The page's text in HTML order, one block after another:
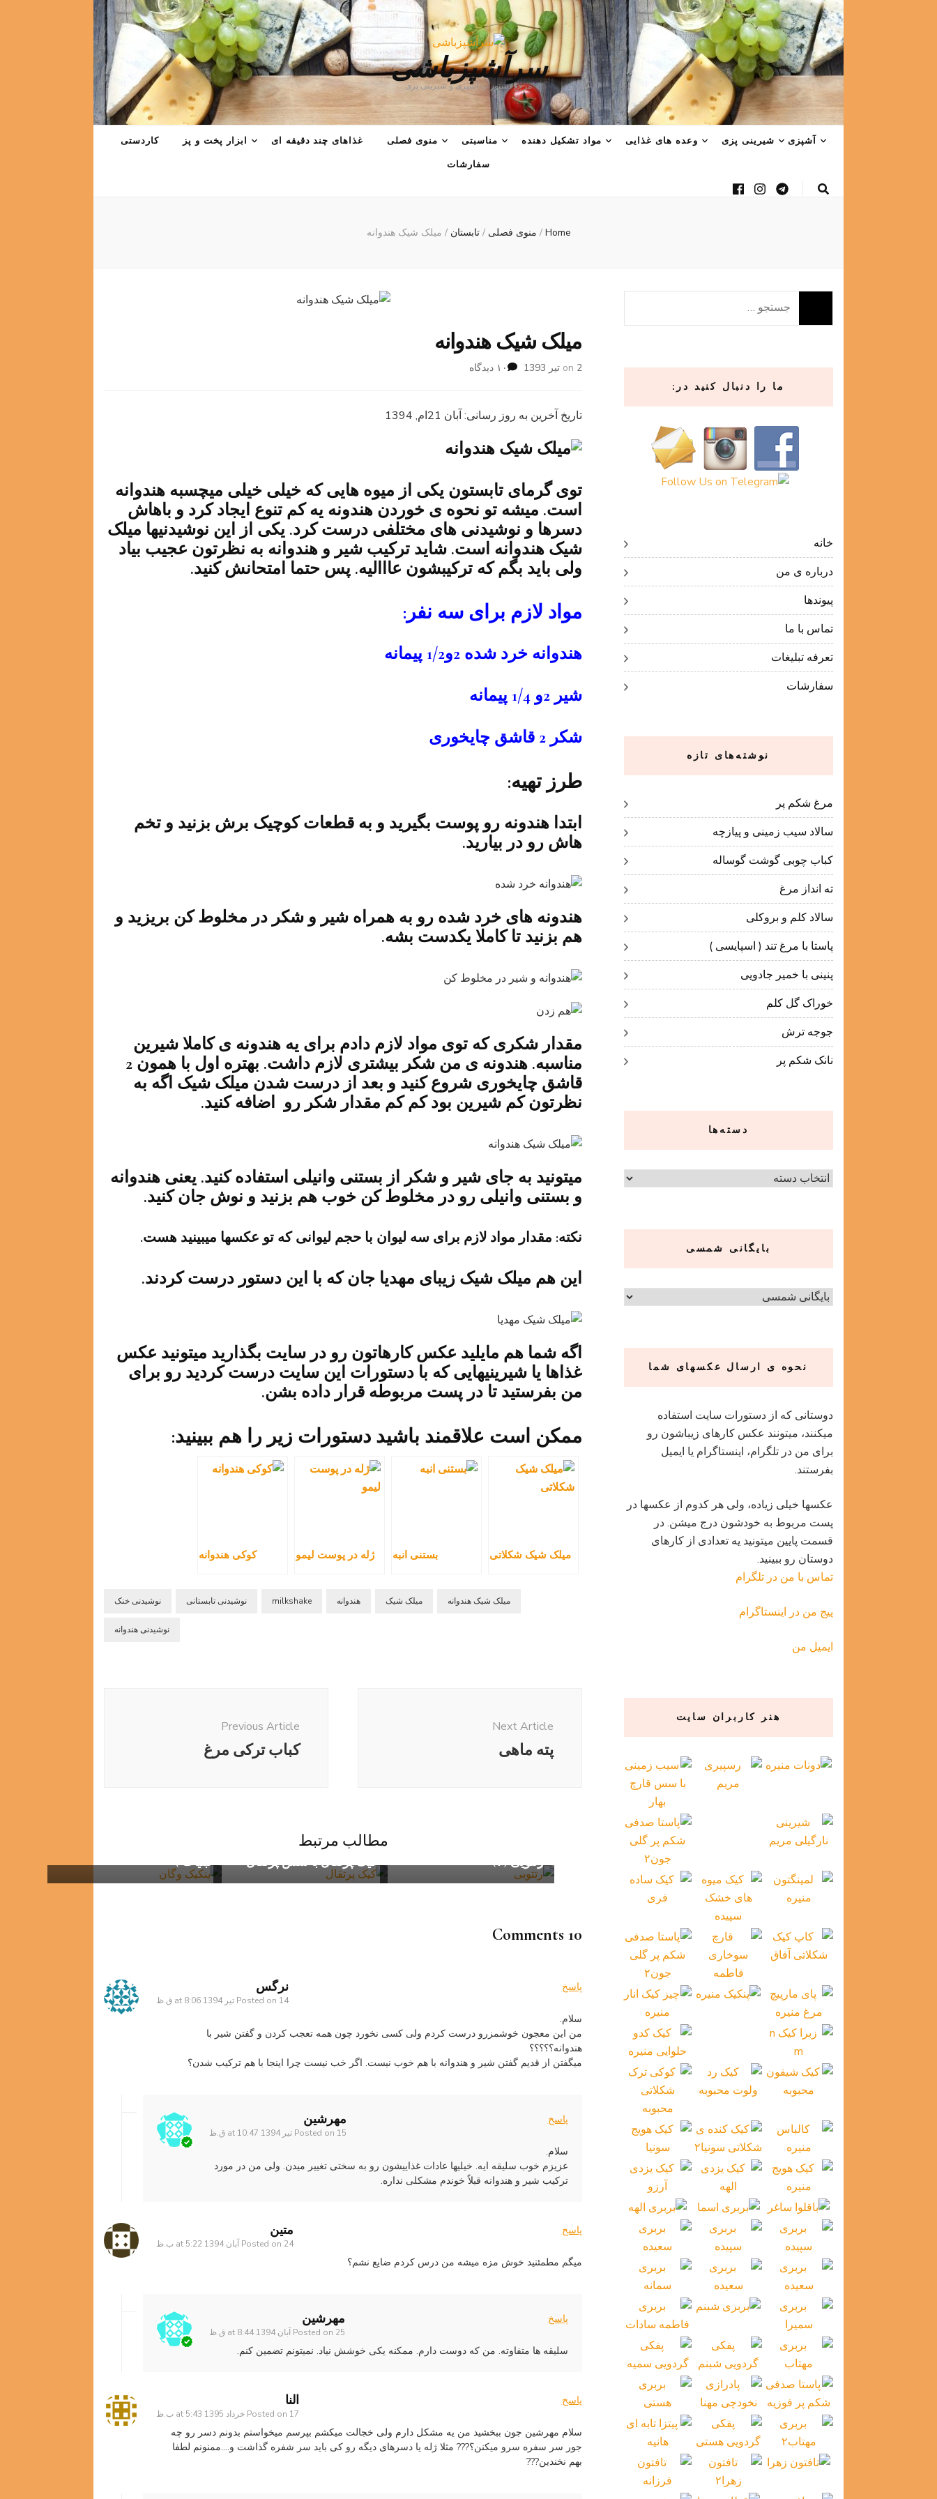
سرآشپزباشی
مرجع دستورات آشپزی و شیرینی پزی
آشپزی شیرینی پزی وعده های غذایی مواد تشکیل دهنده مناسبتی منوی فصلی غذاهای چند دقیقه ای ابزار پخت و پز
کاردستی
سفارشات
Home
/ منوی فصلی/ تابستان/ میلک شیک هندوانه
میلک شیک هندوانه
on 2 تیر 1393 ۱۰ دیدگاه
هندوانه
تاریخ آخرین به روز رسانی: آبان 21ام, 1394
توی گرمای تابستون یکی از میوه هایی که خیلی خیلی میچسبه هندوانه
است. میشه تو نحوه ی خوردن هندونه یه کم تنوع ایجاد کرد و باهاش
دسرها و نوشیدنی های مختلفی درست کرد. یکی از این نوشیدنیها میلک
شیک هندوانه است. شاید ترکیب شیر و هندوانه به نظرتون عجیب بیاد
ولی باید بگم که ترکیبشون عااالیه. پس حتما امتحانش کنید.
مواد لازم برای سه نفر:
هندوانه خرد شده 2و1/2 پیمانه
شیر 2و 1/4 پیمانه
شکر 2 قاشق چایخوری
طرز تهیه:
ابتدا هندونه رو پوست بگیرید و به قطعات کوچیک برش بزنید و تخم
هاش رو در بیارید.
هندونه های خرد شده رو به همراه شیر و شکر در مخلوط کن بریزید و
هم بزنید تا کاملا یکدست بشه.
مقدار شکری که توی مواد لازم دادم برای یه هندونه ی کاملا شیرین
مناسبه. هندونه ی من شکر بیشتری لازم داشت. بهتره اول با همون 2
قاشق چایخوری شروع کنید و بعد از درست شدن میلک شیک اگه به
نظرتون کم شیرین بود کم کم مقدار شکر رو اضافه کنید.
میتونید به جای شیر و شکر از بستنی وانیلی استفاده کنید. یعنی هندوانه
و بستنی وانیلی رو در مخلوط کن خوب هم بزنید و نوش جان کنید.
نکته: مقدار مواد لازم برای سه لیوان با حجم لیوانی که تو عکسها میبینید هست.
این هم میلک شیک زیبای مهدیا جان که با این دستور درست کردند.
اگه شما هم مایلید عکس کارهاتون رو در سایت بگذارید میتونید عکس
غذاها یا شیرینیهایی که با دستورات این سایت درست کردید رو برای
من بفرستید تا در پست مربوطه قرار داده بشن.
ممکن است علاقمند باشید دستورات زیر را هم ببینید:
میلک شیک شکلاتی بستنی انبه ژله در پوست لیمو کوکی هندوانه
نوشیدنی خنک نوشیدنی تابستانی milkshake هندوانه میلک شیک میلک شیک هندوانه
نوشیدنی هندوانه
Previous Article
کباب ترکی مرغ
Next Article
پته ماهی
مطالب مرتبط
لبنیات )
کیک پرتقال با سس پرتقال رتتویی (۲)
10 Comments
نرگس
Posted on 14 تیر 1394 at 8:06 ق.ظ
پاسخ
سلام.
من این معجون خوشمزرو درست کردم ولی کسی نخورد چون همه تعجب کردن و گفتن شیر با
هندوانه؟؟؟؟؟
میگفتن از قدیم گفتن شیر و هندوانه با هم خوب نیست. اگر خب نیست چرا اینجا با هم ترکیب شدن؟
مهرشین
Posted on 15 تیر 1394 at 10:47 ق.ظ
پاسخ
سلام.
عزیزم خوب سلیقه ایه. خیلیها عادات غذاییشون رو به سختی تغییر میدن. ولی من در مورد
ترکیب شیر و هندوانه قبلاً خوندم مشکلی نداره.
متین
Posted on 24 آبان 1394 at 5:22 ب.ظ
پاسخ
میگم مطمئنید خوش مزه میشه من درس کردم ضایع نشم؟
مهرشین
Posted on 25 آبان 1394 at 8:44 ق.ظ
پاسخ
سلیقه ها متفاوته. من که دوست دارم. ممکنه یکی خوشش نیاد. نمیتونم تضمین کنم.
النا
Posted on 17 خرداد 1395 at 5:43 ب.ظ
پاسخ
سلام مهرشین جون ببخشید من یه مشکل دارم ولی خجالت میکشم بپرسم میخواستم بدونم دسر رو چه
جور سر سفره سرو میکنن؟??? مثلا ژله یا دسرهای دیگه رو کی باید سر شفره گذاشت و….ممنونم لطفا
بهم نخندین???
جستجو
برای:
ما را دنبال کنید در:
خانه
درباره ی من
پیوندها
تماس با ما
تعرفه تبلیغات
سفارشات
نوشته‌های تازه
مرغ شکم پر
سالاد سیب زمینی و پیازچه
کباب چوبی گوشت گوساله
ته انداز مرغ
سالاد کلم و بروکلی
پاستا با مرغ تند ( اسپایسی )
پنینی با خمیر جادویی
خوراک گل کلم
جوجه ترش
نانک شکم پر
دسته‌ها
دسته‌ها
بایگانی شمسی
نحوه ی ارسال عکسهای شما
دوستانی که از دستورات سایت استفاده
میکنند، میتونند عکس کارهای زیباشون رو
برای من در تلگرام، اینستاگرام یا ایمیل
بفرستند.
عکسها خیلی زیاده، ولی هر کدوم از عکسها در
پست مربوط به خودشون درج میشن. در
قسمت پایین میتونید یه تعدادی از کارهای
دوستان رو ببینید.
تماس با من در تلگرام
پیج من در اینستاگرام
ایمیل من
هنر کاربران سایت